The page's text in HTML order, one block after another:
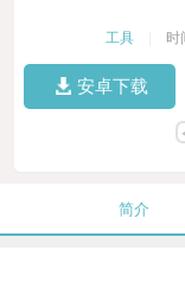
工具 时
安卓下载
简介